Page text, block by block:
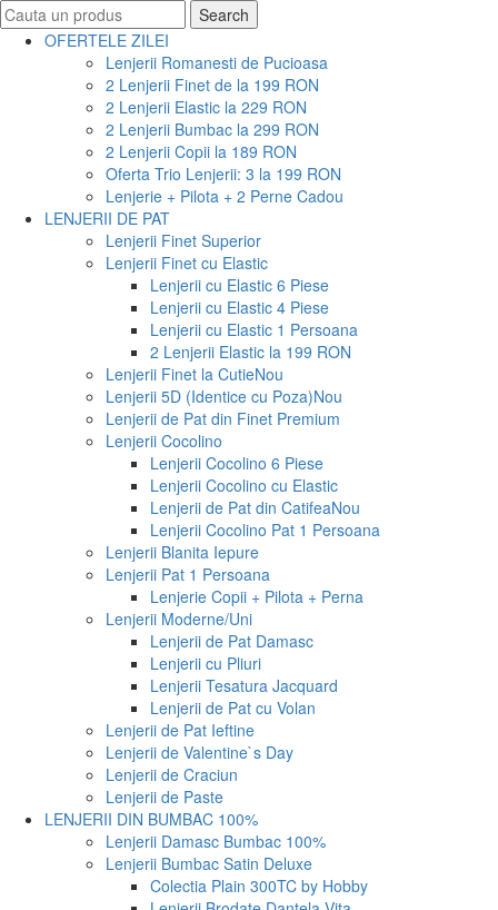
Search
for:
Search
OFERTELE ZILEI
Lenjerii Romanesti de Pucioasa
2 Lenjerii Finet de la 199 RON
2 Lenjerii Elastic la 229 RON
2 Lenjerii Bumbac la 299 RON
2 Lenjerii Copii la 189 RON
Oferta Trio Lenjerii: 3 la 199 RON
Lenjerie + Pilota + 2 Perne Cadou
LENJERII DE PAT
Lenjerii Finet Superior
Lenjerii Finet cu Elastic
Lenjerii cu Elastic 6 Piese
Lenjerii cu Elastic 4 Piese
Lenjerii cu Elastic 1 Persoana
2 Lenjerii Elastic la 199 RON
Lenjerii Finet la CutieNou
Lenjerii 5D (Identice cu Poza)Nou
Lenjerii de Pat din Finet Premium
Lenjerii Cocolino
Lenjerii Cocolino 6 Piese
Lenjerii Cocolino cu Elastic
Lenjerii de Pat din CatifeaNou
Lenjerii Cocolino Pat 1 Persoana
Lenjerii Blanita Iepure
Lenjerii Pat 1 Persoana
Lenjerie Copii + Pilota + Perna
Lenjerii Moderne/Uni
Lenjerii de Pat Damasc
Lenjerii cu Pliuri
Lenjerii Tesatura Jacquard
Lenjerii de Pat cu Volan
Lenjerii de Pat Ieftine
Lenjerii de Valentine`s Day
Lenjerii de Craciun
Lenjerii de Paste
LENJERII DIN BUMBAC 100%
Lenjerii Damasc Bumbac 100%
Lenjerii Bumbac Satin Deluxe
Colectia Plain 300TC by Hobby